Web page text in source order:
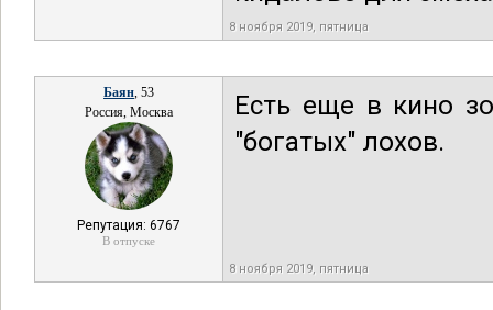
8 ноября 2019, пятница
Баян, 53
Россия, Москва
Репутация: 6767
В отпуске
Есть еще в кино
"богатых" лохов.
8 ноября 2019, пятница